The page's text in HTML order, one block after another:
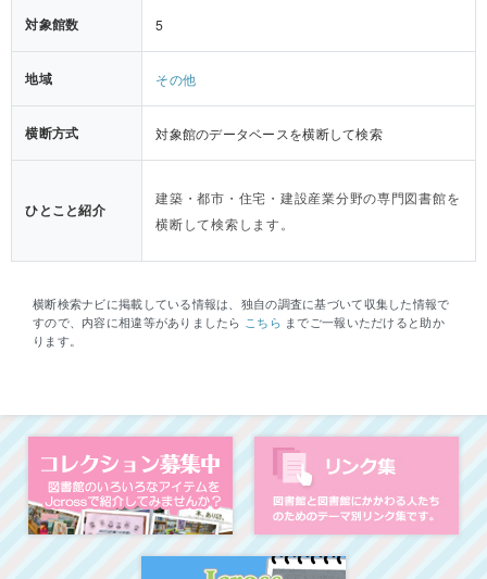
対象館数 5
地域 その他
横断方式 対象館のデータベースを横断して検索
ひとこと紹介
建築・都市・住宅・建設産業分野の専門図書館を
横断して検索します。
横断検索ナビに掲載している情報は、独自の調査に基づいて収集した情報で
すので、内容に相違等がありましたら こちら までご一報いただけると助か
ります。
コレクション募集中 図
イベント・ワーク